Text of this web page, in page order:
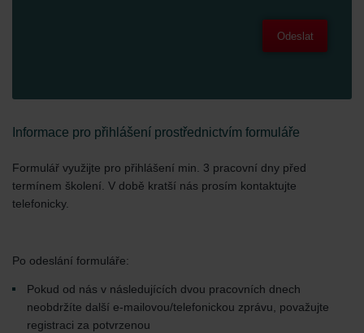
Odeslat
Informace pro přihlášení prostřednictvím formuláře
Formulář využijte pro přihlášení min. 3 pracovní dny před
termínem školení. V době kratší nás prosím kontaktujte
telefonicky.
Po odeslání formuláře:
Pokud od nás v následujících dvou pracovních dnech
neobdržíte další e-mailovou/telefonickou zprávu, považujte
registraci za potvrzenou